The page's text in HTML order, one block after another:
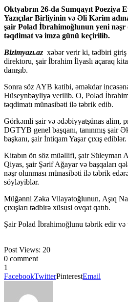
Oktyabrın 26-da Sumqayıt Poeziya
Yazıçılar Birliyinin və Əli Kərim
şair Polad İbrahimoğlunun yeni nəşr
təqdimat və imza günü keçirilib.
Bizimyazı.az xəbər verir ki, tədbiri
direktoru, şair İbrahim İlyaslı açaraq
danışıb.
Sonra söz AYB katibi, əməkdar
Hüseynbəyliyə verilib. O, Polad
təqdimatı münasibəti ilə təbrik edib.
Görkəmli şair və ədəbiyyatşünas alim,
DGTYB genel başqanı, tanınmış şair
başkanı, şair İntiqam Yaşar çıxış ediblər.
Kitabın ön söz müəllifi, şair Süleyman
Qiyas, şair Şərif Ağayar və başqaları
nəşr olunması münasibəti ilə təbrik
söyləyiblər.
Müğənni Zəka Vilayətoğlunun, Aşıq
çıxışları tədbirə xüsusi ovqat qatıb.
Şair Polad İbrahimoğlunu təbrik edir və
Post Views: 20
0 comment
1
FacebookTwitterPinterestEmail